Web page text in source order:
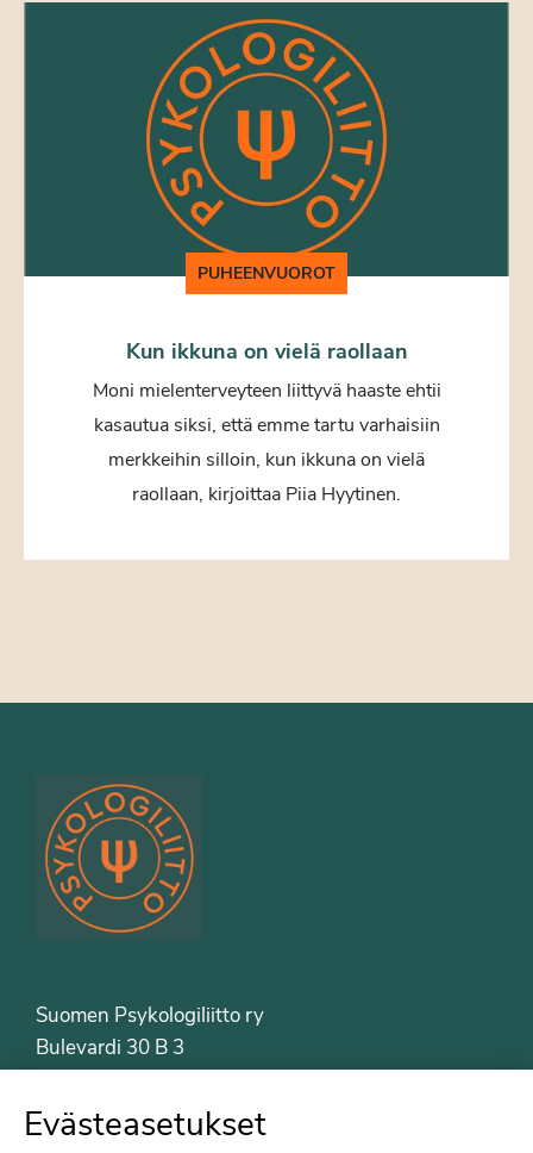
PUHEENVUOROT
Kun ikkuna on vielä raollaan
Moni mielenterveyteen liittyvä haaste ehtii
kasautua siksi, että emme tartu varhaisiin
merkkeihin silloin, kun ikkuna on vielä
raollaan, kirjoittaa Piia Hyytinen.
Suomen Psykologiliitto ry
Bulevardi 30 B 3
Puh. 09-6122 9122
Psykologiliiton sivut
Evästeasetukset